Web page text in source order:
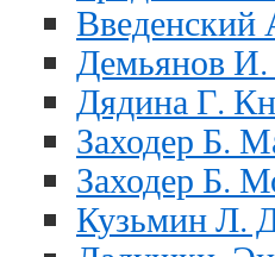
Введенский
Демьянов
Дядина Г.
Заходер Б.
Заходер Б.
Кузьмин Л.